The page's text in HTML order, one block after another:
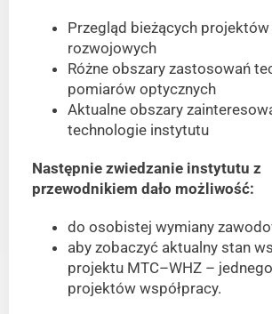
Przegląd bieżących
rozwojowych
Różne obszary zastosowań
pomiarów optycznych
Aktualne obszary
technologie instytutu
Następnie zwiedzanie instytutu z
przewodnikiem dało możliwość:
do osobistej wymiany
aby zobaczyć aktualny stan
projektu MTC–WHZ –
projektów współpracy.